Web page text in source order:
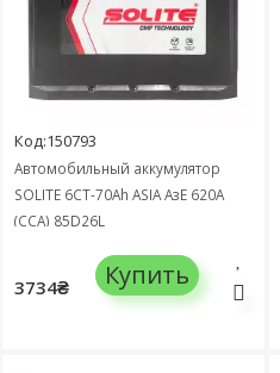
Код:150793
Автомобильный аккумулятор
SOLITE 6СТ-70Ah ASIA АзЕ 620А
(CCA) 85D26L
3734₴ Купить